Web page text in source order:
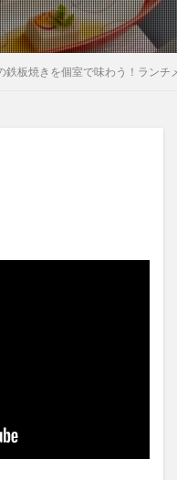
鉄板焼きを個室で味わう！ランチ